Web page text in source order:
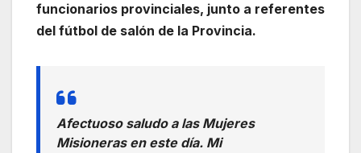
funcionarios provinciales, junto a referentes
del fútbol de salón de la Provincia.
Afectuoso saludo a las Mujeres
Misioneras en este día. Mi